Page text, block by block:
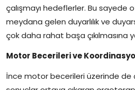
çalışmayı hedeflerler. Bu sayede
meydana gelen duyarlılık ve
çok daha rahat başa çıkılmasına
Motor Becerileri ve
İnce motor becerileri üzerinde de